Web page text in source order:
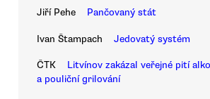
Jiří Pehe Pančovaný stát
Ivan Štampach Jedovatý systém
ČTK
Litvínov zakázal veřejné pití
a pouliční grilování